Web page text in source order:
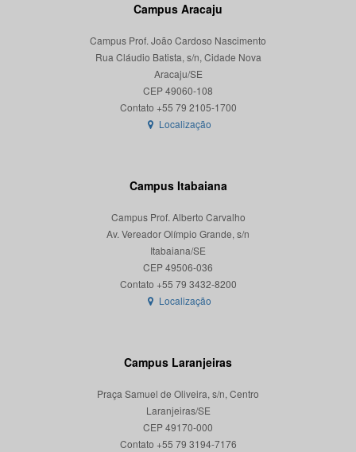
Campus Aracaju
Campus Prof. João Cardoso Nascimento
Rua Cláudio Batista, s/n, Cidade Nova
Aracaju/SE
CEP 49060-108
Localização
Campus Itabaiana
Campus Prof. Alberto Carvalho
Av. Vereador Olímpio Grande, s/n
Itabaiana/SE
CEP 49506-036
Localização
Campus Laranjeiras
Praça Samuel de Oliveira, s/n, Centro
Laranjeiras/SE
CEP 49170-000